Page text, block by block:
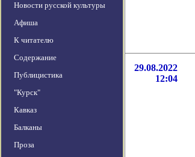
Новости русской культуры
Афиша
К читателю
Содержание
Публицистика
"Курск"
Кавказ
Балканы
Проза
29.08.2022
12:04